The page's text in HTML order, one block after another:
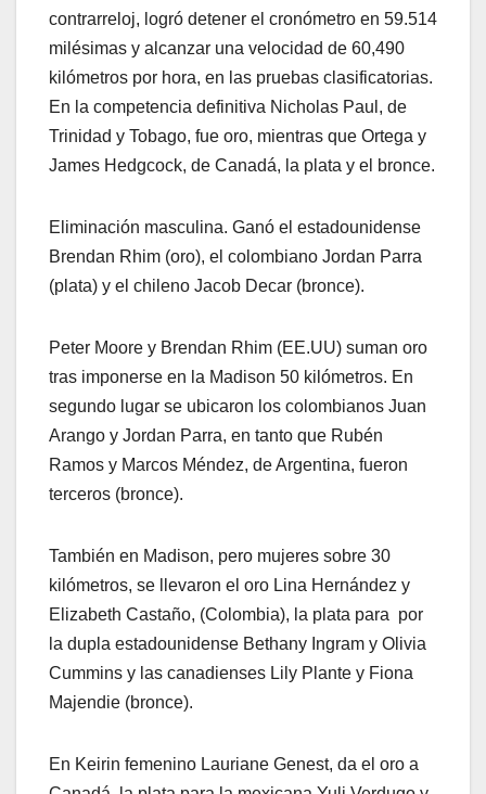
contrarreloj, logró detener el cronómetro en 59.514
milésimas y alcanzar una velocidad de 60,490
kilómetros por hora, en las pruebas clasificatorias.
En la competencia definitiva Nicholas Paul, de
Trinidad y Tobago, fue oro, mientras que Ortega y
James Hedgcock, de Canadá, la plata y el bronce.
Eliminación masculina. Ganó el estadounidense
Brendan Rhim (oro), el colombiano Jordan Parra
(plata) y el chileno Jacob Decar (bronce).
Peter Moore y Brendan Rhim (EE.UU) suman oro
tras imponerse en la Madison 50 kilómetros. En
segundo lugar se ubicaron los colombianos Juan
Arango y Jordan Parra, en tanto que Rubén
Ramos y Marcos Méndez, de Argentina, fueron
terceros (bronce).
También en Madison, pero mujeres sobre 30
kilómetros, se llevaron el oro Lina Hernández y
Elizabeth Castaño, (Colombia), la plata para por
la dupla estadounidense Bethany Ingram y Olivia
Cummins y las canadienses Lily Plante y Fiona
Majendie (bronce).
En Keirin femenino Lauriane Genest, da el oro a